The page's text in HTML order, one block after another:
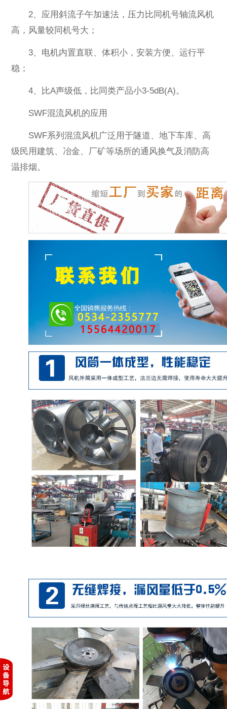
2、应用斜流子午加速法，压力比同机号轴流风机
高，风量较同机号大；
3、电机内置直联、体积小，安装方便、运行平
稳；
4、比A声级低，比同类产品小3-5dB(A)。
SWF混流风机的应用
SWF系列混流风机广泛用于隧道、地下车库、高
级民用建筑、冶金、厂矿等场所的通风换气及消防高
温排烟。